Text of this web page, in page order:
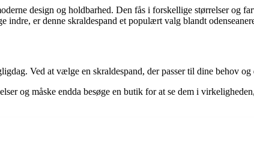
design og holdbarhed. Den fås i forskellige størrelser og
indre, er denne skraldespand et populært valg blandt
Ved at vælge en skraldespand, der passer til dine behov
og måske endda besøge en butik for at se dem i